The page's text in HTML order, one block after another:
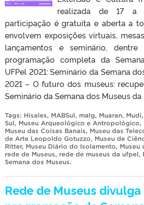
realizada de 17
participação é gratuita e aberta a
envolvem exposições virtuais,
lançamentos e seminário, dentre
programação completa da
UFPel 2021: Seminário da Semana
2021 – O futuro dos museus:
Seminário da Semana dos Museus da
Tags: Hisales, MABSul, malg, Muaran, Mudi,
Sul, Museu Arqueológico e Antropológico,
Museu das Coisas Banais, Museu das
de Arte Leopoldo Gotuzzo, Museu de
Ritter, Museu Diário do Isolamento, Museu
rede de Museus, rede de museus da ufpel,
Semana dos Museus.
Rede de Museus divulga